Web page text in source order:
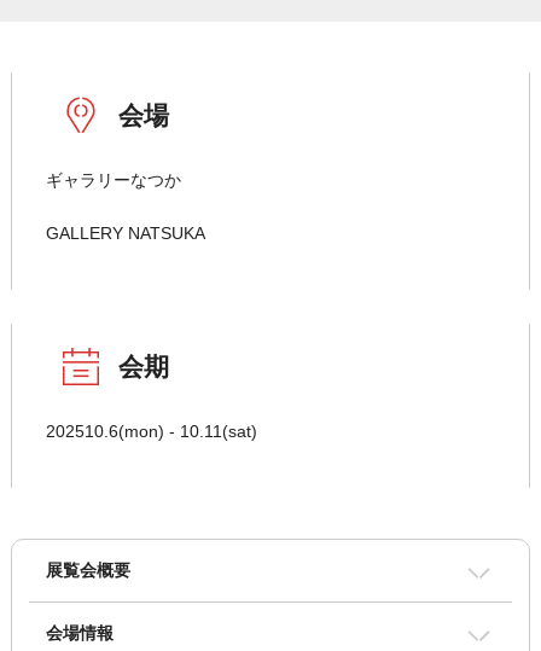
会場
ギャラリーなつか
GALLERY NATSUKA
会期
202510.6(mon) - 10.11(sat)
展覧会概要
会場情報